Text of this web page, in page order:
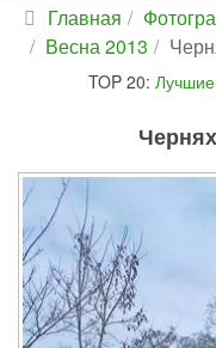
Главная
Весна 2013
TOP 20: